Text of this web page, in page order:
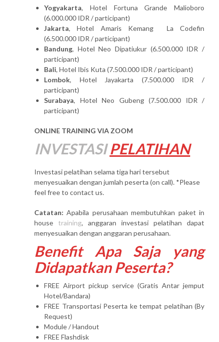
Yogyakarta, Hotel Fortuna Grande Malioboro
(6.000.000 IDR / participant)
Jakarta, Hotel Amaris Kemang La Codefin
(6.500.000 IDR / participant)
Bandung, Hotel Neo Dipatiukur (6.500.000 IDR /
participant)
Bali, Hotel Ibis Kuta (7.500.000 IDR / participant)
Lombok, Hotel Jayakarta (7.500.000 IDR /
participant)
Surabaya, Hotel Neo Gubeng (7.500.000 IDR /
participant)
ONLINE TRAINING VIA ZOOM
INVESTASI PELATIHAN
Investasi pelatihan selama tiga hari tersebut
menyesuaikan dengan jumlah peserta (on call). *Please
feel free to contact us.
Catatan: Apabila perusahaan membutuhkan paket in
house training, anggaran investasi pelatihan dapat
menyesuaikan dengan anggaran perusahaan.
Benefit Apa Saja yang
Didapatkan Peserta?
FREE Airport pickup service (Gratis Antar jemput
Hotel/Bandara)
FREE Transportasi Peserta ke tempat pelatihan (By
Request)
Module / Handout
FREE Flashdisk